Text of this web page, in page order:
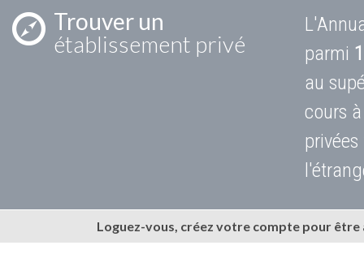
Trouver un
établissement privé
parmi
au
cours
Loguez-vous, créez votre compte pour